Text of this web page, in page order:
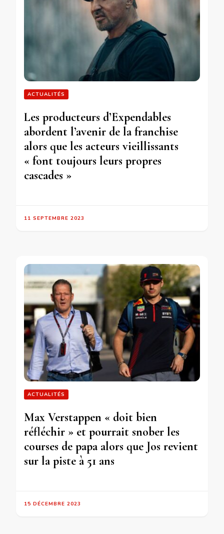
ACTUALITÉS
Les producteurs d’Expendables
abordent l’avenir de la franchise
alors que les acteurs vieillissants
« font toujours leurs propres
cascades »
11 SEPTEMBRE 2023
ACTUALITÉS
Max Verstappen « doit bien
réfléchir » et pourrait snober les
courses de papa alors que Jos revient
sur la piste à 51 ans
15 DÉCEMBRE 2023